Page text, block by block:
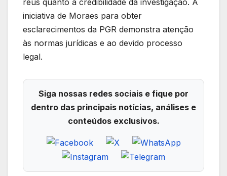
iniciativa de Moraes para obter
esclarecimentos da PGR demonstra atenção
às normas jurídicas e ao devido processo
legal.
Siga nossas redes sociais e fique por
dentro das principais notícias, análises e
conteúdos exclusivos.